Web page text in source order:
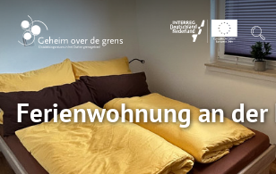
Ferienwohnung an der